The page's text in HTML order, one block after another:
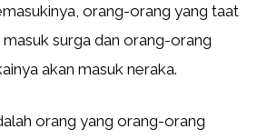
orang-orang yang taat
surga dan orang-orang
akan masuk neraka.
orang yang orang-orang